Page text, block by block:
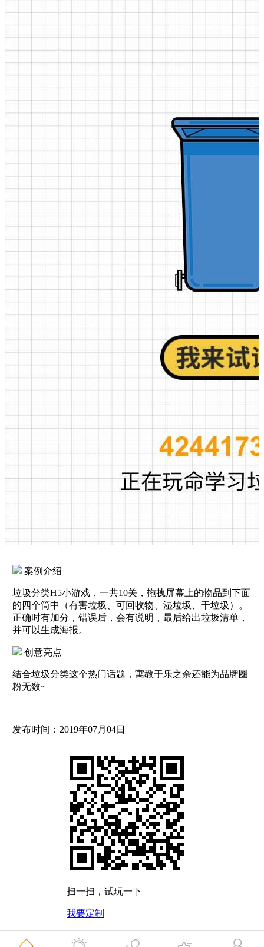
案例介绍
垃圾分类H5小游戏，一共10关，拖拽屏幕上的物品到下面
的四个筒中（有害垃圾、可回收物、湿垃圾、干垃圾）。
正确时有加分，错误后，会有说明，最后给出垃圾清单，
并可以生成海报。
创意亮点
结合垃圾分类这个热门话题，寓教于乐之余还能为品牌圈
粉无数~
发布时间：2019年07月04日
扫一扫，试玩一下
我要定制